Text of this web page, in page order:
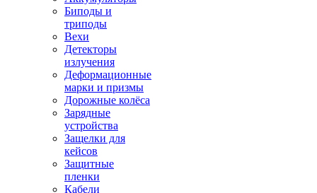
Биподы и
триподы
Вехи
Детекторы
излучения
Деформационные
марки и призмы
Дорожные колёса
Зарядные
устройства
Защелки для
кейсов
Защитные
пленки
Кабели